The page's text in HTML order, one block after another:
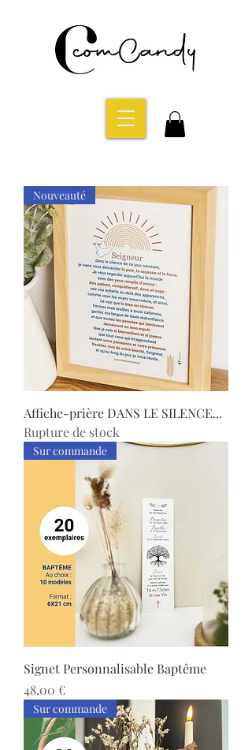
Nouveauté
Affiche-prière DANS LE SILENCE...
Rupture de stock
Sur commande
Signet Personnalisable Baptême
Prix
48,00 €
Sur commande